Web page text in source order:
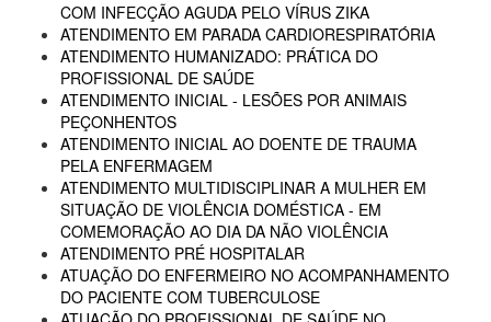
COM INFECÇÃO AGUDA PELO VÍRUS ZIKA
ATENDIMENTO EM PARADA CARDIORESPIRATÓRIA
ATENDIMENTO HUMANIZADO: PRÁTICA DO
PROFISSIONAL DE SAÚDE
ATENDIMENTO INICIAL - LESÕES POR ANIMAIS
PEÇONHENTOS
ATENDIMENTO INICIAL AO DOENTE DE TRAUMA
PELA ENFERMAGEM
ATENDIMENTO MULTIDISCIPLINAR A MULHER EM
SITUAÇÃO DE VIOLÊNCIA DOMÉSTICA - EM
COMEMORAÇÃO AO DIA DA NÃO VIOLÊNCIA
ATENDIMENTO PRÉ HOSPITALAR
ATUAÇÃO DO ENFERMEIRO NO ACOMPANHAMENTO
DO PACIENTE COM TUBERCULOSE